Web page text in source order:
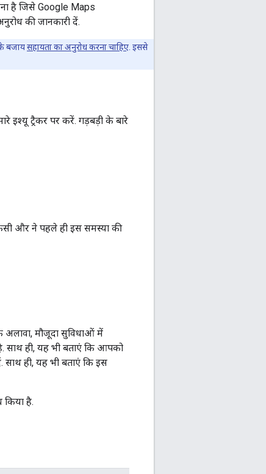
है जिसे Google Maps
की जानकारी दें.
बजायसहायता का अनुरोध करना चाहिए . इससे
इश्यू ट्रैकर पर करें. गड़बड़ी के बारे
और ने पहले ही इस समस्या की
मौजूदा सुविधाओं में
साथ ही, यह भी बताएं कि आपको
साथ ही, यह भी बताएं कि इस
है.